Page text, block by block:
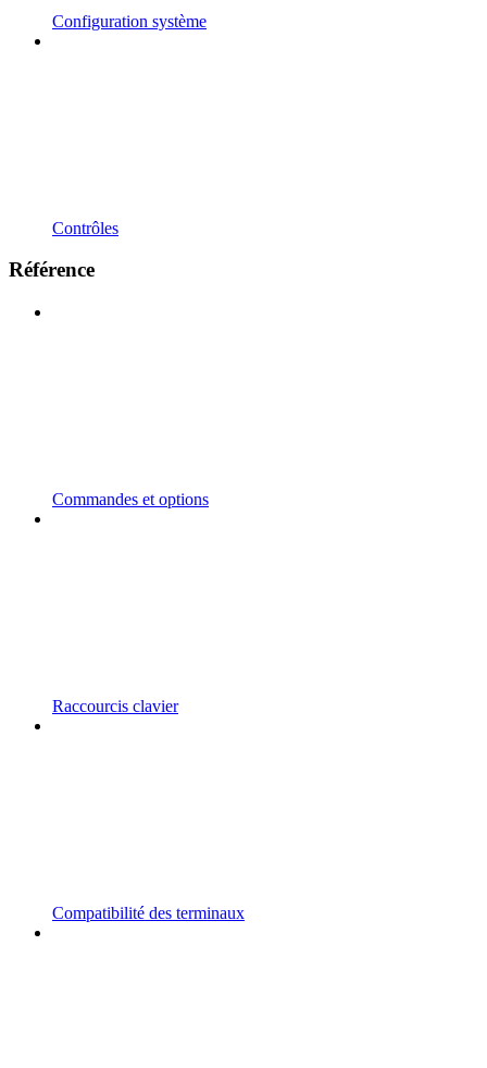
Configuration système
Contrôles
Référence
Commandes et options
Raccourcis clavier
Compatibilité des terminaux